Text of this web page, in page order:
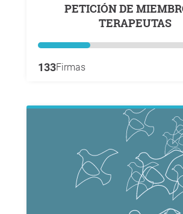
PETICIÓN DE MIEMBROS Y
TERAPEUTAS
133Firmas